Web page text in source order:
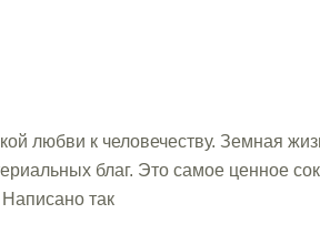
любви к человечеству. Земная
благ. Это самое ценное
так